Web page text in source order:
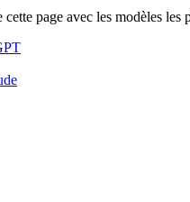
page avec les modèles les